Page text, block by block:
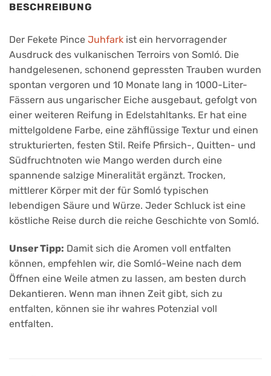
BESCHREIBUNG
Der Fekete Pince Juhfark ist ein hervorragender
Ausdruck des vulkanischen Terroirs von Somló. Die
handgelesenen, schonend gepressten Trauben wurden
spontan vergoren und 10 Monate lang in 1000-Liter-
Fässern aus ungarischer Eiche ausgebaut, gefolgt von
einer weiteren Reifung in Edelstahltanks. Er hat eine
mittelgoldene Farbe, eine zähflüssige Textur und einen
strukturierten, festen Stil. Reife Pfirsich-, Quitten- und
Südfruchtnoten wie Mango werden durch eine
spannende salzige Mineralität ergänzt. Trocken,
mittlerer Körper mit der für Somló typischen
lebendigen Säure und Würze. Jeder Schluck ist eine
köstliche Reise durch die reiche Geschichte von Somló.
Unser Tipp: Damit sich die Aromen voll entfalten
können, empfehlen wir, die Somló-Weine nach dem
Öffnen eine Weile atmen zu lassen, am besten durch
Dekantieren. Wenn man ihnen Zeit gibt, sich zu
entfalten, können sie ihr wahres Potenzial voll
entfalten.